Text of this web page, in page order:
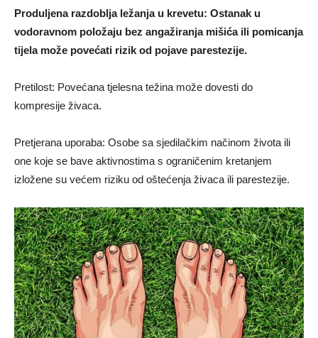
Produljena razdoblja ležanja u krevetu: Ostanak u
vodoravnom položaju bez angažiranja mišića ili pomicanja
tijela može povećati rizik od pojave parestezije.
Pretilost: Povećana tjelesna težina može dovesti do
kompresije živaca.
Pretjerana uporaba: Osobe sa sjedilačkim načinom života ili
one koje se bave aktivnostima s ograničenim kretanjem
izložene su većem riziku od oštećenja živaca ili parestezije.